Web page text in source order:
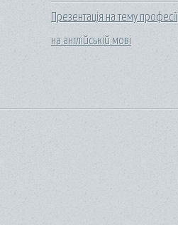
Презентація на тему професії
на англійській мові